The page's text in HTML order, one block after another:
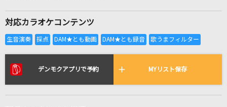
リアルタイムで歌われている曲の一覧
[オリカラ]世界が終るまでは… 1994/6/22渋谷
対応カラオケコンテンツ
デンモクアプリで予約 MYリスト保存